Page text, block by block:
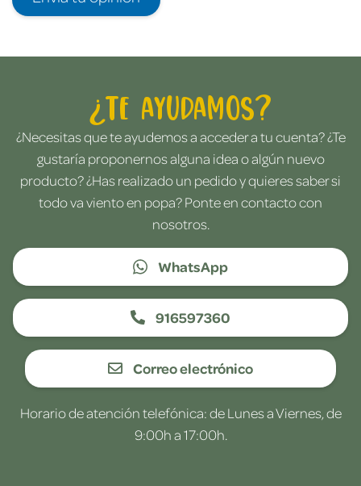
¿Te ayudamos?
¿Necesitas que te ayudemos a acceder a tu cuenta? ¿Te
gustaría proponernos alguna idea o algún nuevo
producto? ¿Has realizado un pedido y quieres saber si
todo va viento en popa? Ponte en contacto con
nosotros.
WhatsApp
916597360
Correo electrónico
Horario de atención telefónica: de Lunes a Viernes, de
9:00h a 17:00h.